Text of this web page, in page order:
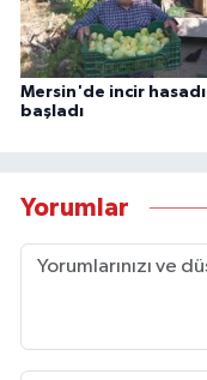
Mersin'de incir hasadı
başladı
Yorumlar